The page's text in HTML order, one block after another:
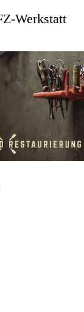
Werkstatt